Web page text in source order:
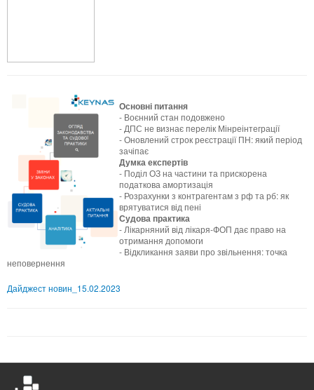
Основні питання
- Воєнний стан подовжено
- ДПС не визнає перелік Мінреінтеграції
- Оновлений строк реєстрації ПН: який період
зачіпає
Думка експертів
- Поділ ОЗ на частини та прискорена
податкова амортизація
- Розрахунки з контрагентам з рф та рб: як
врятуватися від пені
Судова практика
- Лікарняний від лікаря-ФОП дає право на
отримання допомоги
- Відкликання заяви про звільнення: точка
неповернення
Дайджест новин_15.02.2023